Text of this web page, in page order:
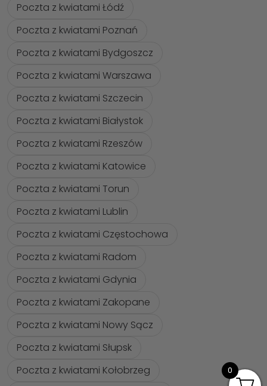
Poczta z kwiatami Łódź
Poczta z kwiatami Poznań
Poczta z kwiatami Bydgoszcz
Poczta z kwiatami Warszawa
Poczta z kwiatami Szczecin
Poczta z kwiatami Białystok
Poczta z kwiatami Rzeszów
Poczta z kwiatami Katowice
Poczta z kwiatami Torun
Poczta z kwiatami Lublin
Poczta z kwiatami Częstochowa
Poczta z kwiatami Radom
Poczta z kwiatami Gdynia
Poczta z kwiatami Zakopane
Poczta z kwiatami Nowy Sącz
Poczta z kwiatami Słupsk
Poczta z kwiatami Kołobrzeg
0